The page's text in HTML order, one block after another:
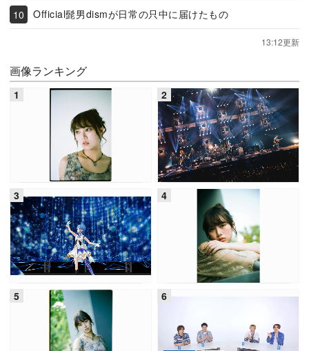
Official髭男dismが日常の只中に届けたもの
13:12更新
画像ランキング